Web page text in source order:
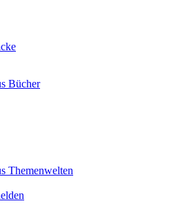
Bücher
Themenwelten